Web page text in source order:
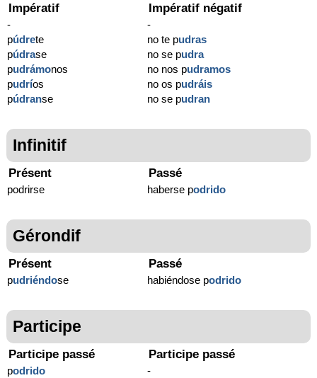
Impératif
-
púdrete
púdrase
pudrámonos
pudríos
púdranse
Impératif négatif
-
no te pudras
no se pudra
no nos pudramos
no os pudráis
no se pudran
Infinitif
Présent
podrirse
Passé
haberse podrido
Gérondif
Présent
pudriéndose
Passé
habiéndose podrido
Participe
Participe passé
podrido
Participe passé
-